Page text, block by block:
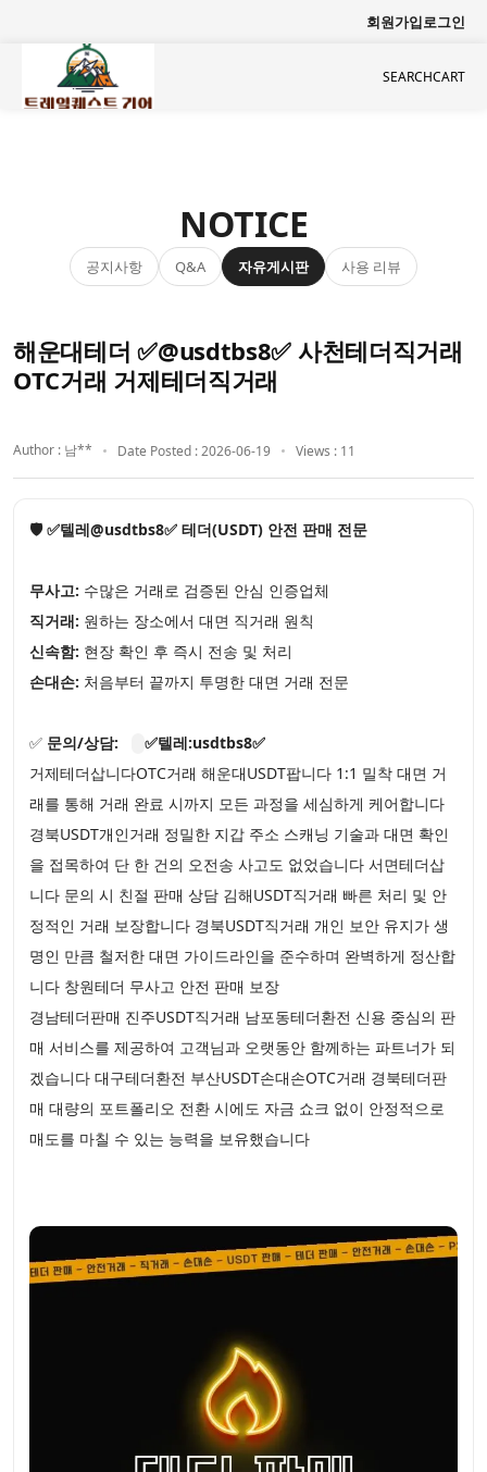
회원가입로그인
SEARCHCART
NOTICE
공지사항 Q&A 자유게시판 사용 리뷰
해운대테더 ✅@usdtbs8✅ 사천테더직거래
OTC거래 거제테더직거래
Author : 남** Date Posted : 2026-06-19 Views : 11
🛡️ ✅텔레@usdtbs8✅ 테더(USDT) 안전 판매 전문
무사고: 수많은 거래로 검증된 안심 인증업체
직거래: 원하는 장소에서 대면 직거래 원칙
신속함: 현장 확인 후 즉시 전송 및 처리
손대손: 처음부터 끝까지 투명한 대면 거래 전문
✅ 문의/상담:
✅텔레:usdtbs8✅
거제테더삽니다OTC거래 해운대USDT팝니다 1:1 밀착 대면 거
래를 통해 거래 완료 시까지 모든 과정을 세심하게 케어합니다
경북USDT개인거래 정밀한 지갑 주소 스캐닝 기술과 대면 확인
을 접목하여 단 한 건의 오전송 사고도 없었습니다 서면테더삽
니다 문의 시 친절 판매 상담 김해USDT직거래 빠른 처리 및 안
정적인 거래 보장합니다 경북USDT직거래 개인 보안 유지가 생
명인 만큼 철저한 대면 가이드라인을 준수하며 완벽하게 정산합
니다 창원테더 무사고 안전 판매 보장
경남테더판매 진주USDT직거래 남포동테더환전 신용 중심의 판
매 서비스를 제공하여 고객님과 오랫동안 함께하는 파트너가 되
겠습니다 대구테더환전 부산USDT손대손OTC거래 경북테더판
매 대량의 포트폴리오 전환 시에도 자금 쇼크 없이 안정적으로
매도를 마칠 수 있는 능력을 보유했습니다